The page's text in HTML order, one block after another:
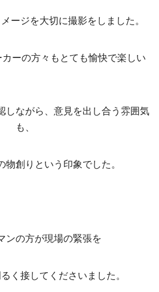
ージを大切に撮影をしました。
ーの方々もとても愉快で楽しい
しながら、意見を出し合う雰囲気
も、
創りという印象でした。
ンの方が現場の緊張を
く接してくださいました。